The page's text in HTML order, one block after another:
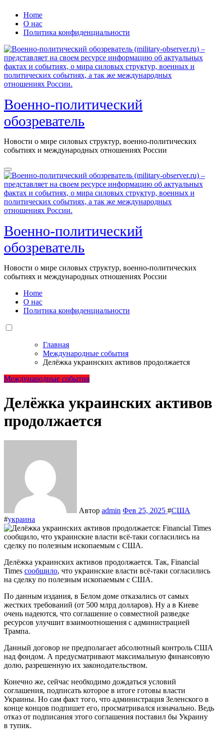
Перейти
содержанию
Home
О нас
Политика конфиденциальности
Военно-политический
обозреватель
Новости о мире силовых структур, военно-политических
событиях и международных отношениях России
Военно-политический
обозреватель
Новости о мире силовых структур, военно-политических
событиях и международных отношениях России
Home
О нас
Политика конфиденциальности
Главная
Международные события
Делёжка украинских активов продолжается
Международные события
Делёжка украинских активов
продолжается
Автор admin Фев 25, 2025 #США
#украина
Делёжка украинских активов продолжается. Так, Financial
Times сообщило, что украинские власти всё-таки согласились
на сделку по полезным ископаемым с США.
По данным издания, в Белом доме отказались от самых
жестких требований (от 500 млрд долларов). Ну а в Киеве
очень надеются, что соглашение о совместной разведке
ресурсов улучшит взаимоотношения с администрацией
Трампа.
Данный договор не предполагает абсолютный контроль США
над фондом. А предусматривают максимальную финансовую
долю, разрешенную их законодательством.
Конечно же, сейчас необходимо дождаться условий
соглашения, подписать которое в итоге готовы власти
Украины. Но сам факт того, что администрация Зеленского в
конце концов подпишет его, просматривался изначально. Ведь
отказ от подписания этого соглашения поставил бы Украину
в тупик.